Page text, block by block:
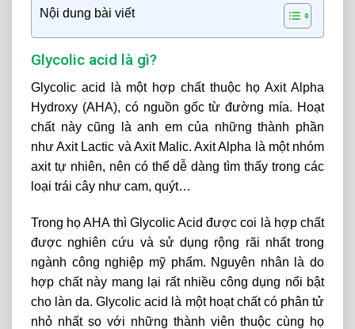
Nội dung bài viết
Glycolic acid là gì?
Glycolic acid là một hợp chất thuộc họ Axit Alpha
Hydroxy (AHA), có nguồn gốc từ đường mía. Hoạt
chất này cũng là anh em của những thành phần
như Axit Lactic và Axit Malic. Axit Alpha là một nhóm
axit tự nhiên, nên có thể dễ dàng tìm thấy trong các
loại trái cây như cam, quýt…
Trong họ AHA thì Glycolic Acid được coi là hợp chất
được nghiên cứu và sử dụng rộng rãi nhất trong
ngành công nghiệp mỹ phẩm. Nguyên nhân là do
hợp chất này mang lại rất nhiều công dụng nổi bật
cho làn da. Glycolic acid là một hoạt chất có phân tử
nhỏ nhất so với những thành viên thuộc cùng họ